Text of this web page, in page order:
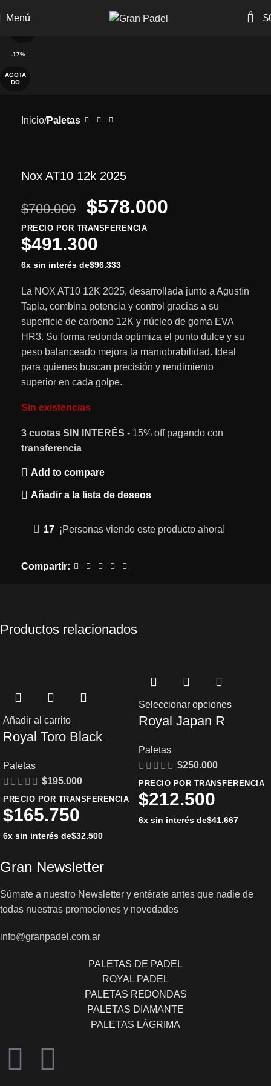
Menú 0 $
-17%
AGOTA
DO
Inicio Paletas
Nox AT10 12k 2025
$700.000 $578.000
PRECIO POR TRANSFERENCIA
$491.300
6x sin interés de$96.333
La NOX AT10 12K 2025, desarrollada junto a Agustín
Tapia, combina potencia y control gracias a su
superficie de carbono 12K y núcleo de goma EVA
HR3. Su forma redonda optimiza el punto dulce y su
peso balanceado mejora la maniobrabilidad. Ideal
para quienes buscan precisión y rendimiento
superior en cada golpe.
Sin existencias
3 cuotas SIN INTERÉS - 15% off pagando con
transferencia
Add to compare
Añadir a la lista de deseos
17 ¡Personas viendo este producto ahora!
Compartir:
Productos relacionados
Añadir al carrito
Royal Toro Black
Paletas
$195.000
PRECIO POR TRANSFERENCIA
$165.750
6x sin interés de$32.500
Seleccionar opciones
Royal Japan R
Paletas
$250.000
PRECIO POR TRANSFERENCIA
$212.500
6x sin interés de$41.667
Gran Newsletter
Súmate a nuestro Newsletter y entérate antes que nadie de
todas nuestras promociones y novedades
info@granpadel.com.ar
PALETAS DE PADEL
ROYAL PADEL
PALETAS REDONDAS
PALETAS DIAMANTE
PALETAS LÁGRIMA